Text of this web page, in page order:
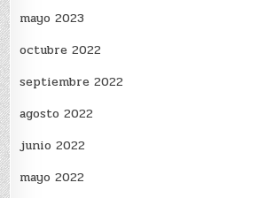
mayo 2023
octubre 2022
septiembre 2022
agosto 2022
junio 2022
mayo 2022